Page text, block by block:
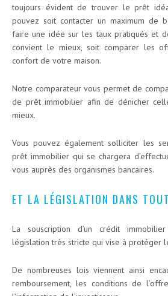
toujours évident de trouver le prêt
pouvez soit contacter un maximum de
faire une idée sur les taux pratiqués et
convient le mieux, soit comparer les
confort de votre maison.
Notre comparateur vous permet de
de prêt immobilier afin de dénicher
mieux.
Vous pouvez également solliciter les
prêt immobilier qui se chargera
vous auprès des organismes bancaires.
ET LA LÉGISLATION DANS
La souscription d’un crédit
législation très stricte qui vise à protéger
De nombreuses lois viennent ainsi
remboursement, les conditions de